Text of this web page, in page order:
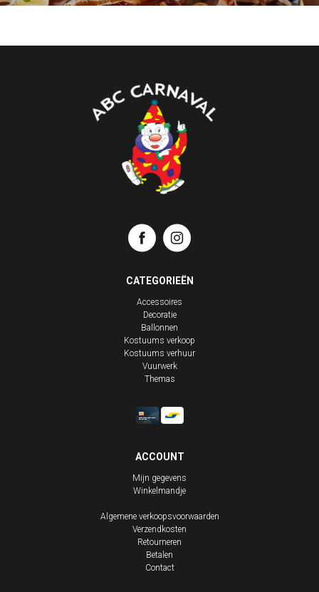
CATEGORIEËN
Accessoires
Decoratie
Ballonnen
Kostuums verkoop
Kostuums verhuur
Vuurwerk
Themas
ACCOUNT
Mijn gegevens
Winkelmandje
Algemene verkoopsvoorwaarden
Verzendkosten
Retourneren
Betalen
Contact